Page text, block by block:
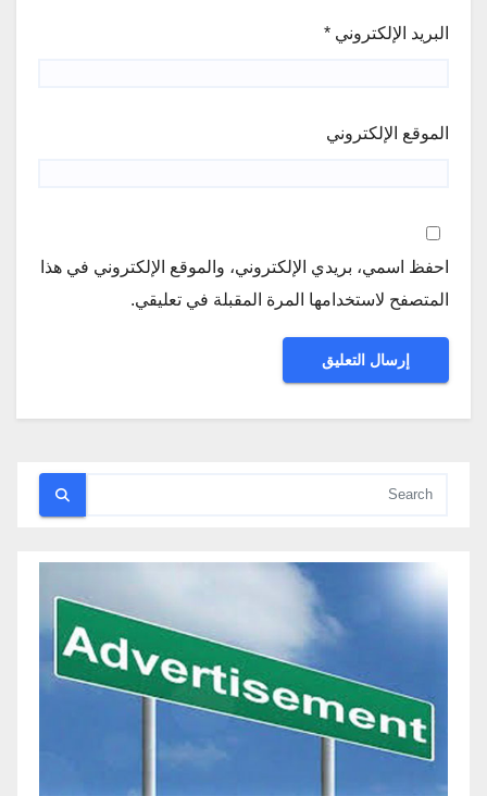
البريد الإلكتروني *
الموقع الإلكتروني
احفظ اسمي، بريدي الإلكتروني، والموقع الإلكتروني في هذا
المتصفح لاستخدامها المرة المقبلة في تعليقي.